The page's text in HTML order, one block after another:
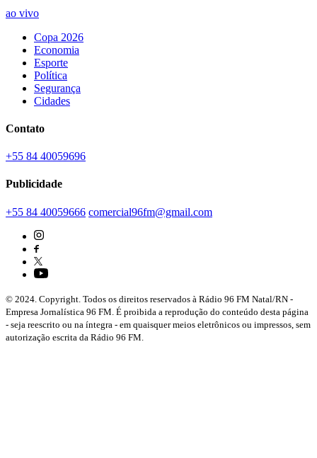
ao vivo
Copa 2026
Economia
Esporte
Política
Segurança
Cidades
Contato
+55 84 40059696
Publicidade
+55 84 40059666 comercial96fm@gmail.com
© 2024. Copyright. Todos os direitos reservados à Rádio 96 FM Natal/RN -
Empresa Jornalística 96 FM. É proibida a reprodução do conteúdo desta página
- seja reescrito ou na íntegra - em quaisquer meios eletrônicos ou impressos, sem
autorização escrita da Rádio 96 FM.